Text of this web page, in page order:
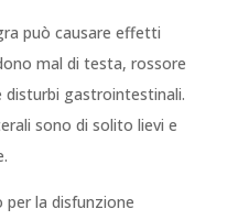
può causare effetti
mal di testa, rossore
disturbi gastrointestinali.
sono di solito lievi e
per la disfunzione